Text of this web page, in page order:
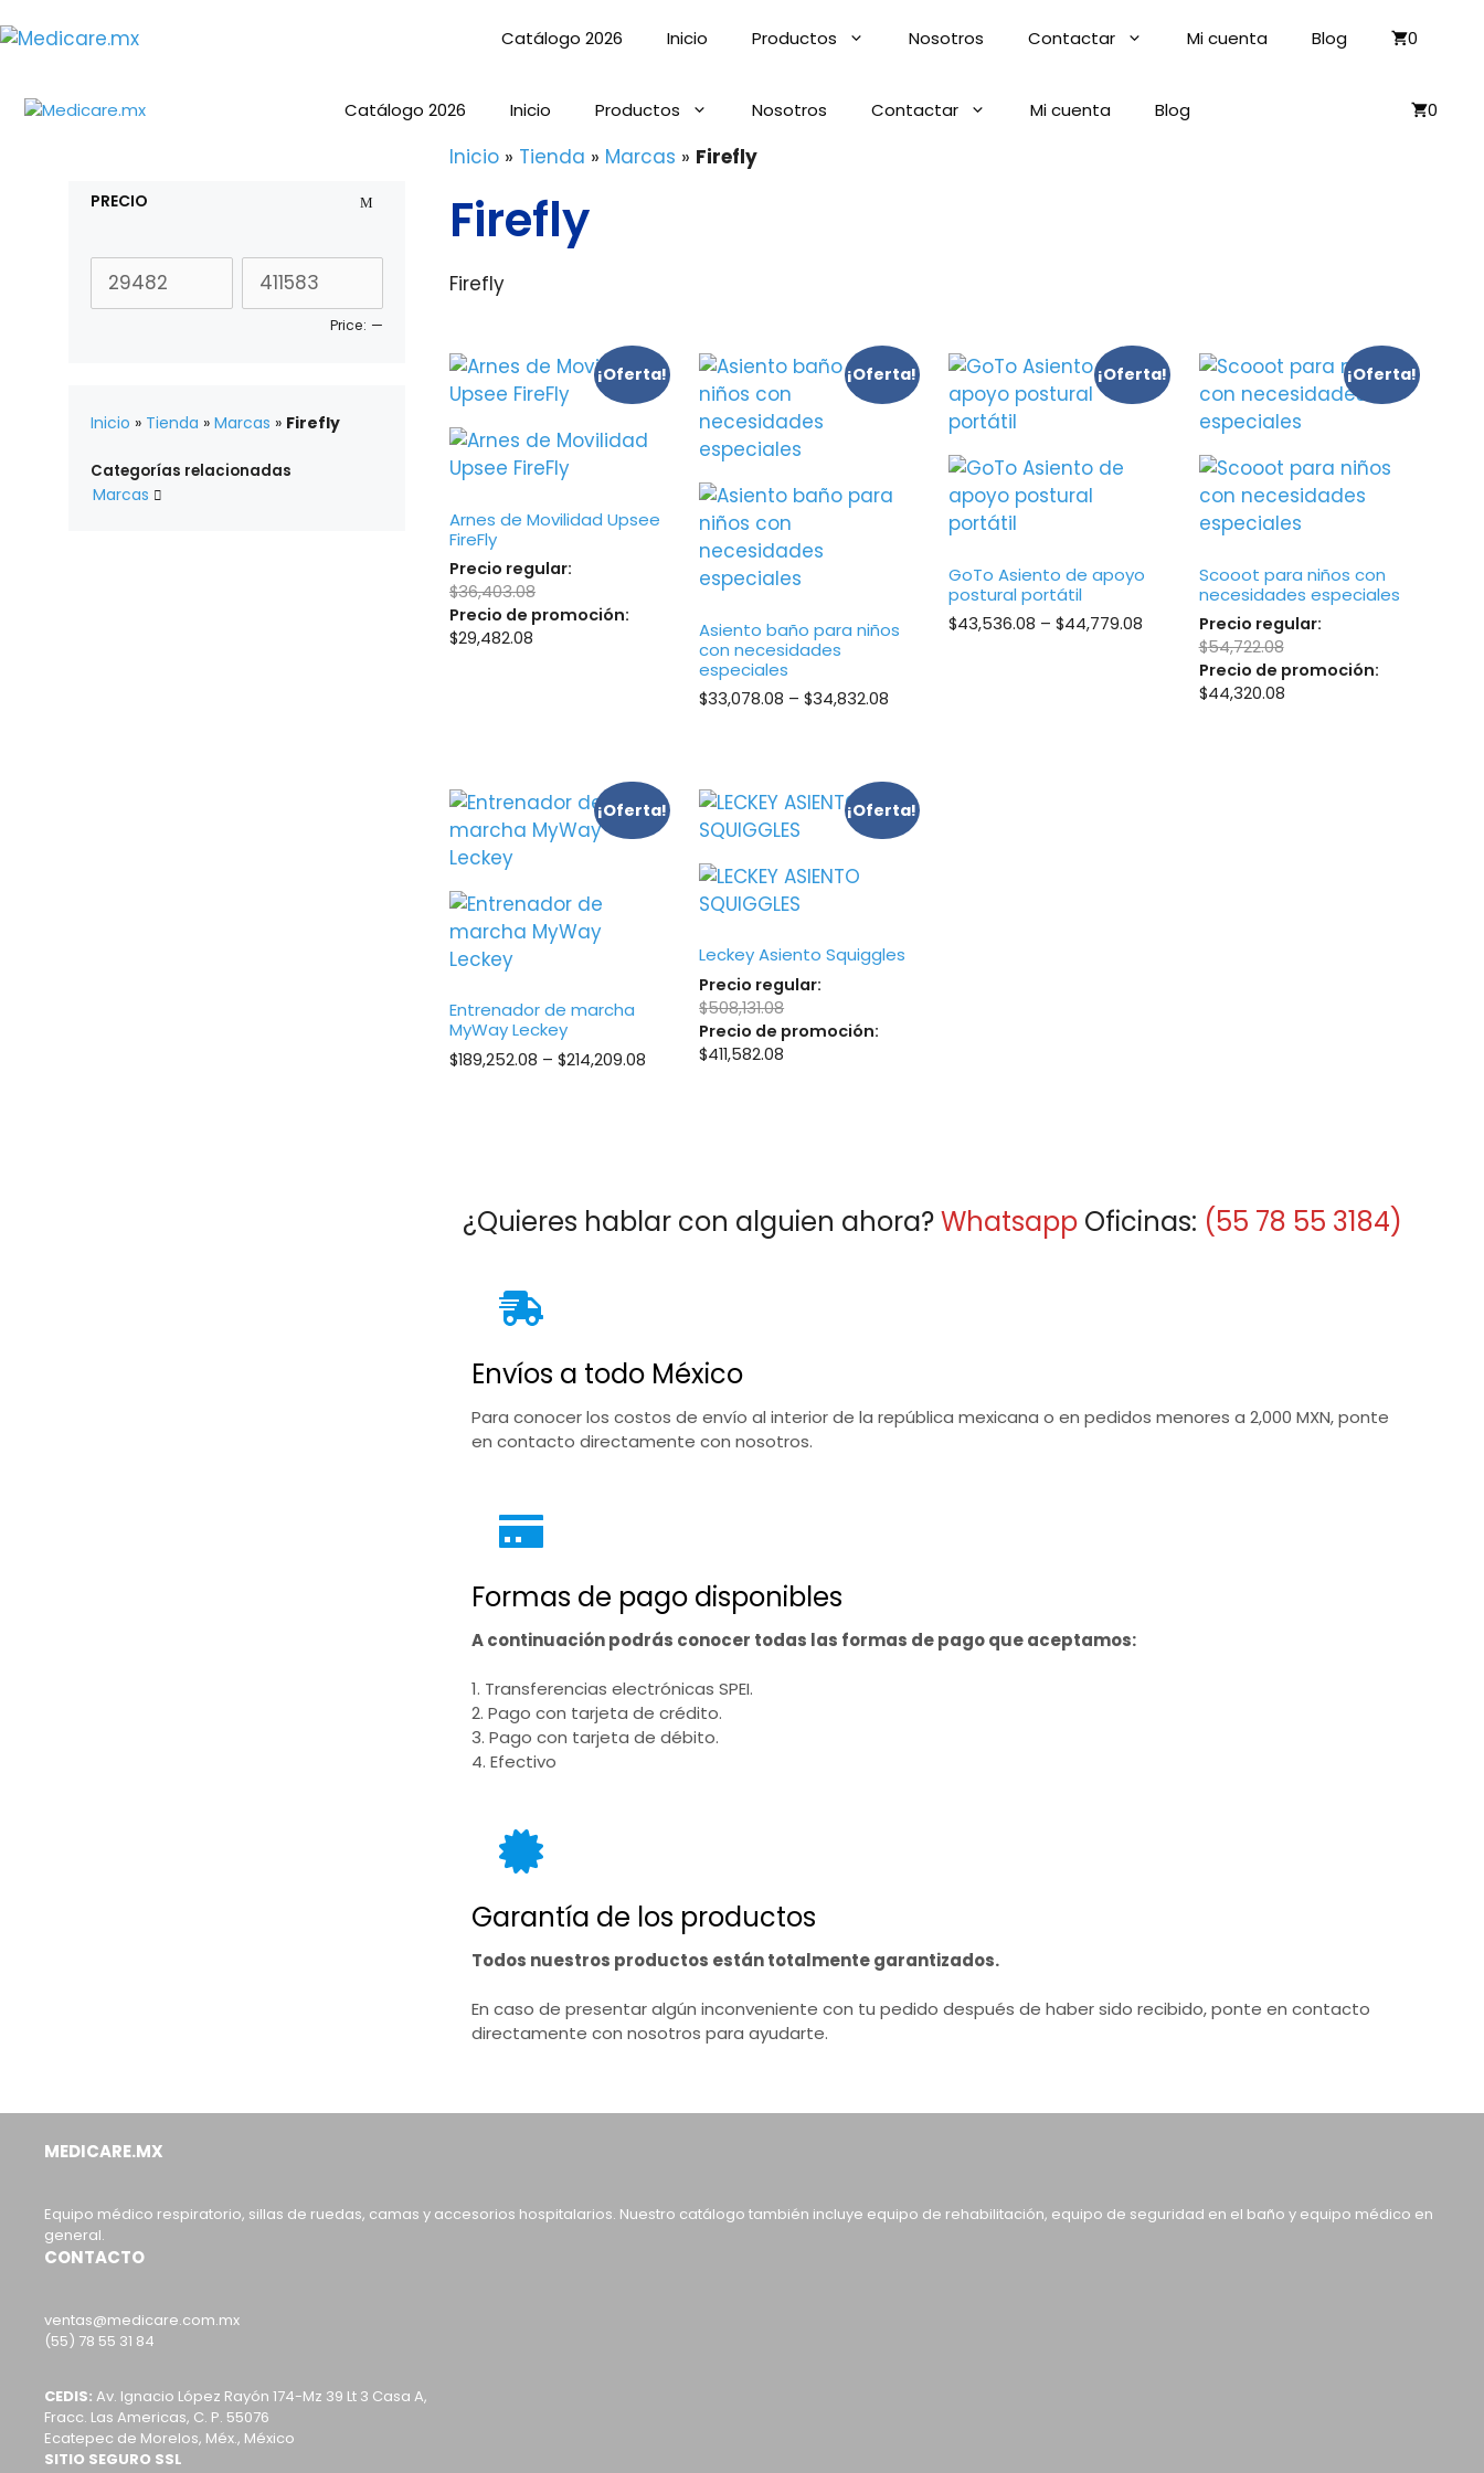
al
Catálogo 2026 Inicio Productos Nosotros Contactar Mi cuenta Blog 0
Catálogo 2026 Inicio Productos Nosotros Contactar Mi cuenta Blog 0
Inicio » Tienda » Marcas » Firefly
Firefly
Firefly
Arnes de Movilidad Upsee
FireFly
¡Oferta!
Precio regular:
$36,403.08
Precio de promoción:
$29,482.08
Asiento baño para niños
con necesidades
especiales
¡Oferta!
$33,078.08 – $34,832.08
$34,832.08
GoTo Asiento de apoyo
postural portátil
¡Oferta!
$43,536.08 – $44,779.08
$43,536.08
through
Scooot para niños con
necesidades especiales
¡Oferta!
Precio regular:
$54,722.08
Precio de promoción:
$44,320.08
Entrenador de marcha
MyWay Leckey
¡Oferta!
$189,252.08 – $214,209.08
Leckey Asiento Squiggles
¡Oferta!
Precio regular:
$508,131.08
Precio de promoción:
$411,582.08
¿Quieres hablar con alguien ahora?Whatsapp Oficinas: (55 78 55 3184)
Envíos a todo México
Para conocer los costos de envío al interior de la república mexicana o en pedidos menores a 2,000 MXN, ponte
en contacto directamente con nosotros.
Formas de pago disponibles
A continuación podrás conocer todas las formas de pago que aceptamos:
1. Transferencias electrónicas SPEI.
2. Pago con tarjeta de crédito.
3. Pago con tarjeta de débito.
4. Efectivo
Garantía de los productos
Todos nuestros productos están totalmente garantizados.
En caso de presentar algún inconveniente con tu pedido después de haber sido recibido, ponte en contacto
directamente con nosotros para ayudarte.
PRECIO
Price: —
Inicio » Tienda » Marcas » Firefly
Categorías relacionadas
Marcas 
MEDICARE.MX
Equipo médico respiratorio, sillas de ruedas, camas y accesorios hospitalarios. Nuestro catálogo también incluye equipo de rehabilitación, equipo de seguridad en el baño y equipo médico en
general.
CONTACTO
ventas@medicare.com.mx
(55) 78 55 31 84
CEDIS: Av. Ignacio López Rayón 174-Mz 39 Lt 3 Casa A,
Fracc. Las Americas, C. P. 55076
Ecatepec de Morelos, Méx., México
SITIO SEGURO SSL